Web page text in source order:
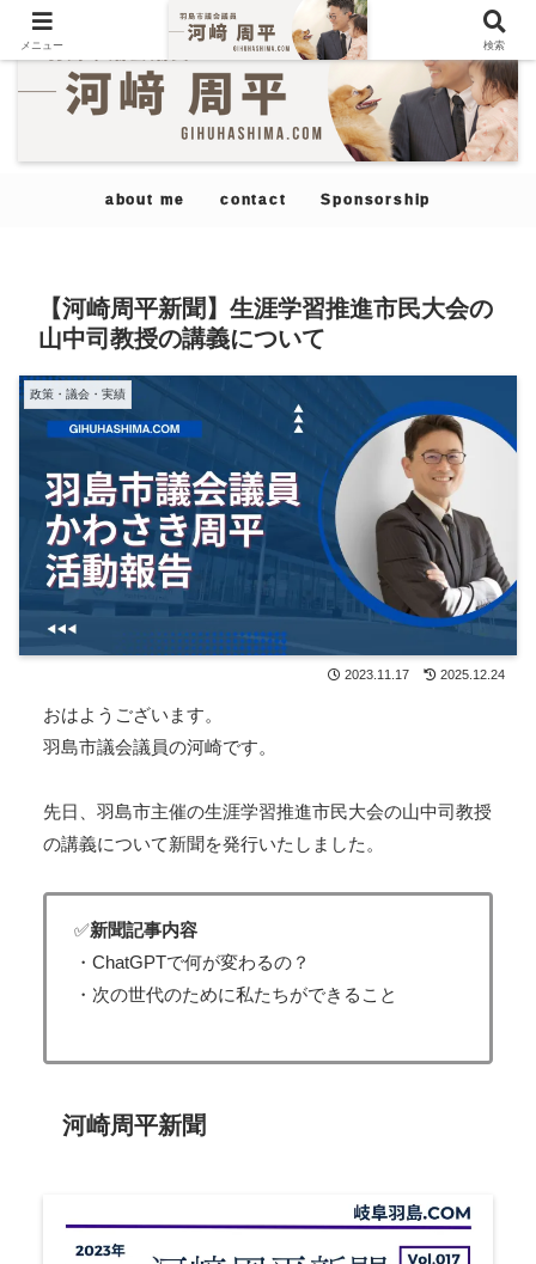
about me contact Sponsorship
【河崎周平新聞】生涯学習推進市民大会の
山中司教授の講義について
政策・議会・実績
2023.11.17 2025.12.24
おはようございます。
羽島市議会議員の河崎です。
先日、羽島市主催の生涯学習推進市民大会の山中司教授
の講義について新聞を発行いたしました。
✅新聞記事内容
・ChatGPTで何が変わるの？
・次の世代のために私たちができること
河崎周平新聞
メニュー 検索